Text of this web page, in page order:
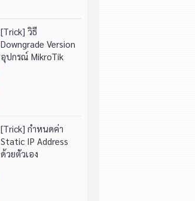
[Trick] วิธี
Downgrade Version
อุปกรณ์ MikroTik
[Trick] กำหนดค่า
Static IP Address
ด้วยตัวเอง